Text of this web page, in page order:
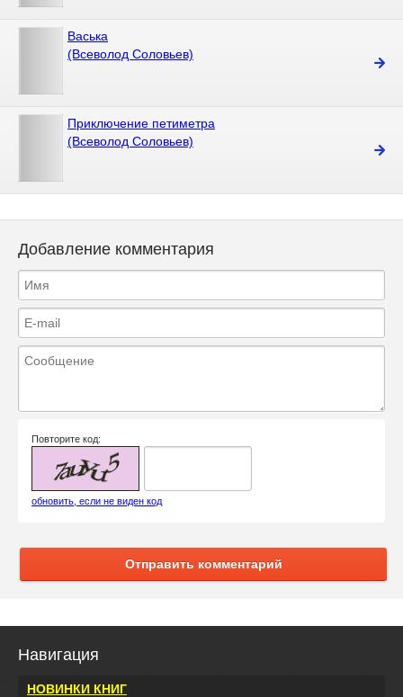
Васька
(Всеволод Соловьев)
Приключение петиметра
(Всеволод Соловьев)
Добавление комментария
Повторите код:
обновить, если не виден код
Отправить комментарий
Навигация
НОВИНКИ КНИГ